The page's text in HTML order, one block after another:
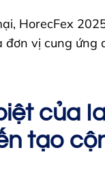
HorecFex
vị cung ứng
của
tạo